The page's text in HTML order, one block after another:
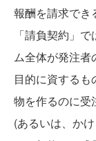
報酬を請求でき
「請負契約」
ム全体が発注
目的に資する
物を作るのに受
(あるいは、か